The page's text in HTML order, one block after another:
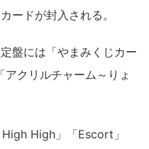
ードが封入される。
盤には「やまみくじカー
アクリルチャーム～りょ
High」「Escort」